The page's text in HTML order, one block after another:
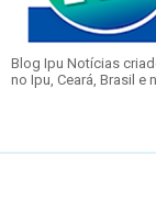
Blog Ipu Notícias
no Ipu, Ceará, Brasil e